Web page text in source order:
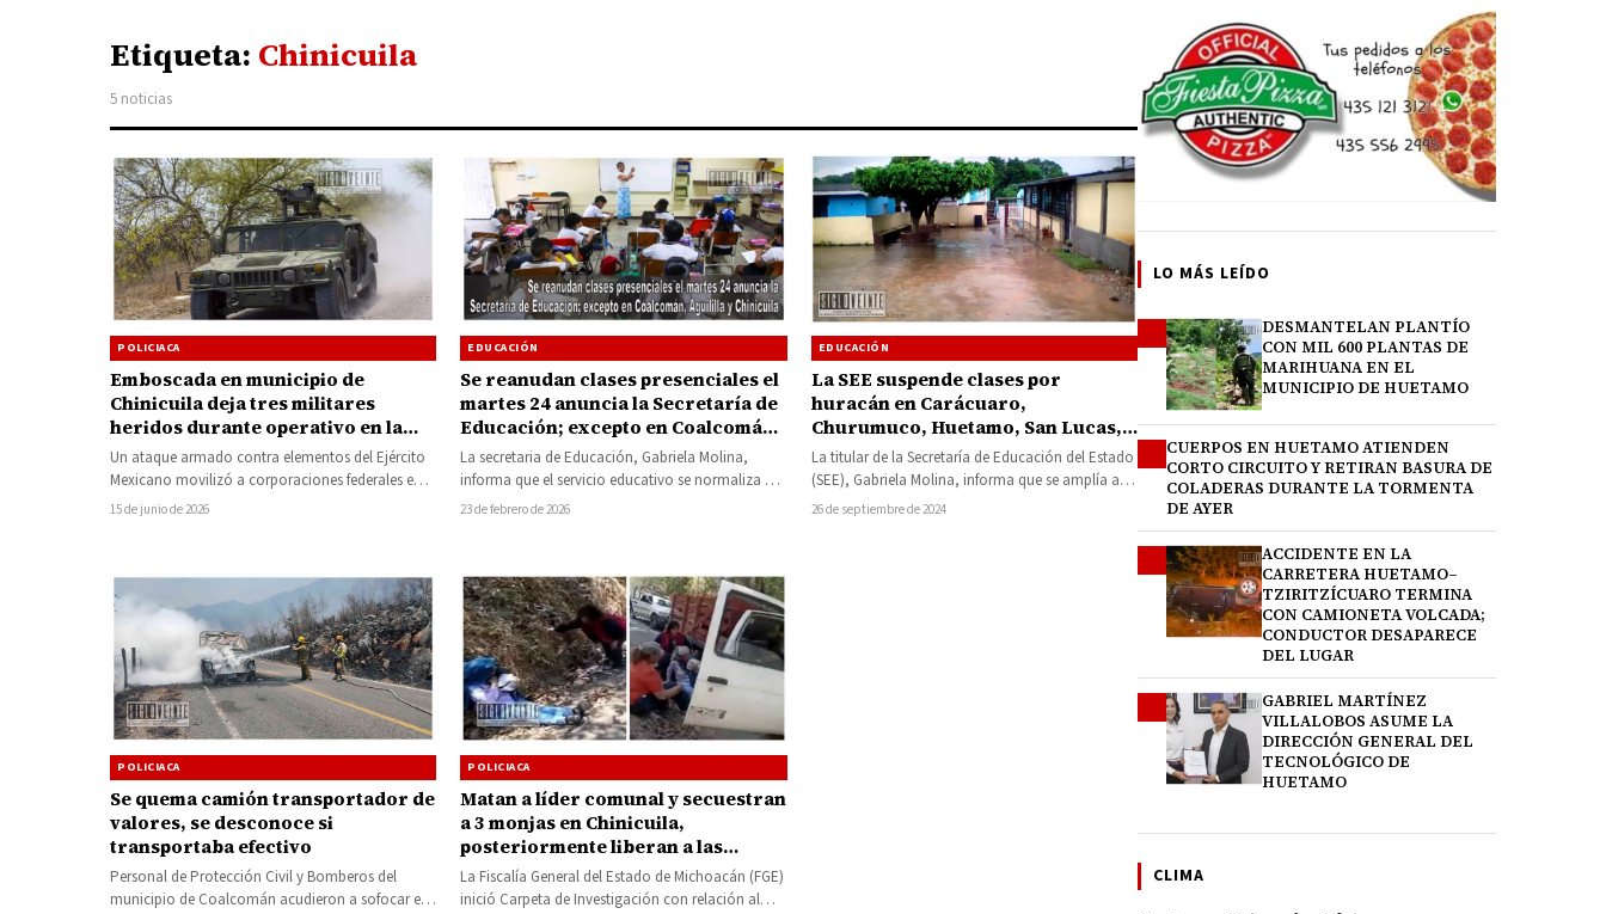
Etiqueta: Chinicuila
5 noticias
POLICIACA
Emboscada en municipio de
Chinicuila deja tres militares
heridos durante operativo en la
Sierra Costa
Un ataque armado contra elementos del Ejército
Mexicano movilizó a corporaciones federales en
la región Sierra Costa de Michoacán, luego…
15 de junio de 2026
EDUCACIÓN
Se reanudan clases presenciales el
martes 24 anuncia la Secretaría de
Educación; excepto en Coalcomán,
Aguililla y Chinicuila
La secretaria de Educación, Gabriela Molina,
informa que el servicio educativo se normaliza en
los más de 12 mil planteles…
23 de febrero de 2026
EDUCACIÓN
La SEE suspende clases por
huracán en Carácuaro,
Churumuco, Huetamo, San Lucas,
Nocupétaro, Tiquicheo y otros 14
municipios
La titular de la Secretaría de Educación del Estado
(SEE), Gabriela Molina, informa que se amplía a 20
la cantidad…
26 de septiembre de 2024
POLICIACA
Se quema camión transportador de
valores, se desconoce si
transportaba efectivo
Personal de Protección Civil y Bomberos del
municipio de Coalcomán acudieron a sofocar el
POLICIACA
Matan a líder comunal y secuestran
a 3 monjas en Chinicuila,
posteriormente liberan a las
religiosas
La Fiscalía General del Estado de Michoacán (FGE)
inició Carpeta de Investigación con relación al
LO MÁS LEÍDO
DESMANTELAN PLANTÍO
CON MIL 600 PLANTAS DE
MARIHUANA EN EL
MUNICIPIO DE HUETAMO
CUERPOS EN HUETAMO ATIENDEN
CORTO CIRCUITO Y RETIRAN BASURA DE
COLADERAS DURANTE LA TORMENTA
DE AYER
ACCIDENTE EN LA
CARRETERA HUETAMO–
TZIRITZÍCUARO TERMINA
CON CAMIONETA VOLCADA;
CONDUCTOR DESAPARECE
DEL LUGAR
GABRIEL MARTÍNEZ
VILLALOBOS ASUME LA
DIRECCIÓN GENERAL DEL
TECNOLÓGICO DE
HUETAMO
CLIMA